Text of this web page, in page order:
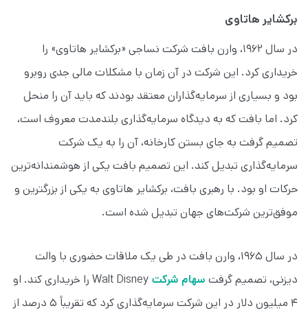
برکشایر هاتاوی
در سال ۱۹۶۲، وارن بافت شرکت نساجی «برکشایر هاتاوی» را
خریداری کرد. این شرکت در آن زمان با مشکلات مالی جدی روبرو
بود و بسیاری از سرمایه‌گذاران معتقد بودند که باید آن را منحل
کرد. اما بافت که به دیدگاه سرمایه‌گذاری بلندمدت معروف است،
تصمیم گرفت به جای بستن کارخانه، آن را به یک شرکت
سرمایه‌گذاری تبدیل کند. این تصمیم بافت یکی از هوشمندانه‌ترین
حرکات او بود. با رهبری بافت، برکشایر هاتاوی به یکی از بزرگترین و
موفق‌ترین شرکت‌های جهان تبدیل شده است.
در سال ۱۹۶۵، وارن بافت در طی یک ملاقات حضوری با والت
دیزنی، تصمیم گرفت سهام شرکت
Walt Disney را خریداری کند. او
۴ میلیون دلار در این شرکت سرمایه‌گذاری کرد که تقریباً ۵ درصد از